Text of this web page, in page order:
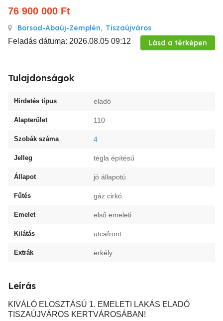
76 900 000 Ft
Borsod-Abaúj-Zemplén, Tiszaújváros
Lásd a térképen
Feladás dátuma: 2026.08.05 09:12
Tulajdonságok
Hirdetés típus eladó
Alapterület 110
Szobák száma 4
Jelleg tégla építésű
Állapot jó állapotú
Fűtés gáz cirkó
Emelet első emeleti
Kilátás utcafront
Extrák erkély
Leírás
KIVÁLÓ ELOSZTÁSÚ 1. EMELETI LAKÁS ELADÓ
TISZAÚJVÁROS KERTVÁROSÁBAN!